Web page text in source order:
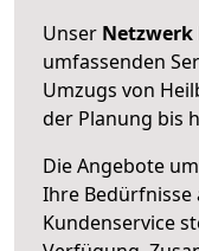
Unser Netzwerk
umfassenden
Umzugs von
der Planung bis
Die Angebote
Ihre
Kundenservice